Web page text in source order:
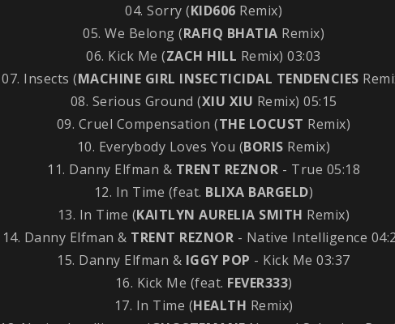
04. Sorry (KID606 Remix)
05. We Belong (RAFIQ BHATIA Remix)
06. Kick Me (ZACH HILL Remix) 03:03
07. Insects (MACHINE GIRL INSECTICIDAL TENDENCIES
08. Serious Ground (XIU XIU Remix) 05:15
09. Cruel Compensation (THE LOCUST Remix)
10. Everybody Loves You (BORIS Remix)
11. Danny Elfman & TRENT REZNOR - True 05:18
12. In Time (feat. BLIXA BARGELD)
13. In Time (KAITLYN AURELIA SMITH Remix)
14. Danny Elfman & TRENT REZNOR - Native Intelligence
15. Danny Elfman & IGGY POP - Kick Me 03:37
16. Kick Me (feat. FEVER333)
17. In Time (HEALTH Remix)